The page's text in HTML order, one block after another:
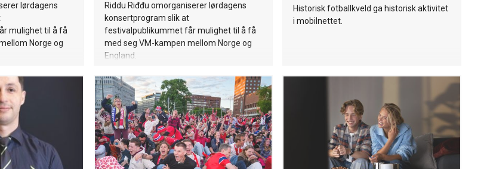
lørdagens
mulighet til å få
Norge og
Riddu Riđđu omorganiserer lørdagens
konsertprogram slik at
festivalpublikummet får mulighet til å få
med seg VM-kampen mellom Norge og
England.
Historisk fotballkveld ga historisk aktivitet
i mobilnettet.